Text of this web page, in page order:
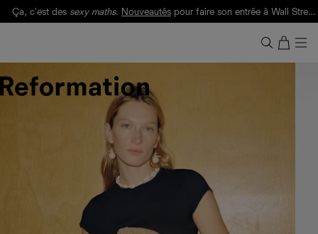
Ça, c'est des sexy maths. Nouveautés pour faire son entrée à Wall Street.